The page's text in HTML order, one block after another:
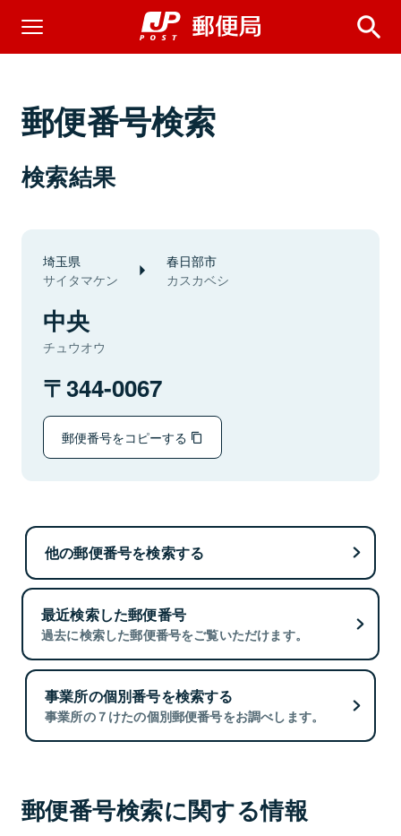
郵便番号検索
検索結果
埼玉県
サイタマケン
春日部市
カスカベシ
中央
チュウオウ
344-0067
郵便番号をコピーする
他の郵便番号を検索する
最近検索した郵便番号
過去に検索した郵便番号をご覧いただけます。
事業所の個別番号を検索する
事業所の７けたの個別郵便番号をお調べします。
郵便番号検索に関する情報